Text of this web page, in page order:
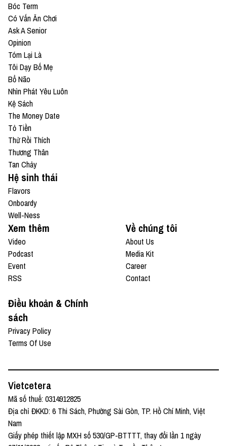
Bóc Term
Có Vấn Ăn Chơi
Ask A Senior
Opinion
Tóm Lại Là
Tôi Dạy Bố Mẹ
Bổ Não
Nhìn Phát Yêu Luôn
Kệ Sách
The Money Date
Tỏ Tiền
Thử Rồi Thích
Thương Thân
Tan Chảy
Hệ sinh thái
Flavors
Onboardy
Well-Ness
Xem thêm
Video
Podcast
Event
RSS
Về chúng tôi
About Us
Media Kit
Career
Contact
Điều khoản & Chính
sách
Privacy Policy
Terms Of Use
Vietcetera
Mã số thuế: 0314912825
Địa chỉ ĐKKD: 6 Thi Sách, Phường Sài Gòn, TP. Hồ Chí Minh, Việt
Nam
Giấy phép thiết lập MXH số 530/GP-BTTTT, thay đổi lần 1 ngày